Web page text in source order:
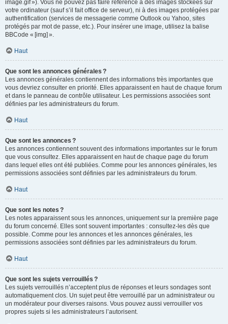
image.gif »). Vous ne pouvez pas faire référence à des images stockées sur
votre ordinateur (sauf s’il fait office de serveur), ni à des images protégées par
authentification (services de messagerie comme Outlook ou Yahoo, sites
protégés par mot de passe, etc.). Pour insérer une image, utilisez la balise
BBCode « [img] ».
Haut
Que sont les annonces générales ?
Les annonces générales contiennent des informations très importantes que
vous devriez consulter en priorité. Elles apparaissent en haut de chaque forum
et dans le panneau de contrôle utilisateur. Les permissions associées sont
définies par les administrateurs du forum.
Haut
Que sont les annonces ?
Les annonces contiennent souvent des informations importantes sur le forum
que vous consultez. Elles apparaissent en haut de chaque page du forum
dans lequel elles ont été publiées. Comme pour les annonces générales, les
permissions associées sont définies par les administrateurs du forum.
Haut
Que sont les notes ?
Les notes apparaissent sous les annonces, uniquement sur la première page
du forum concerné. Elles sont souvent importantes : consultez-les dès que
possible. Comme pour les annonces et les annonces générales, les
permissions associées sont définies par les administrateurs du forum.
Haut
Que sont les sujets verrouillés ?
Les sujets verrouillés n’acceptent plus de réponses et leurs sondages sont
automatiquement clos. Un sujet peut être verrouillé par un administrateur ou
un modérateur pour diverses raisons. Vous pouvez aussi verrouiller vos
propres sujets si les administrateurs l’autorisent.